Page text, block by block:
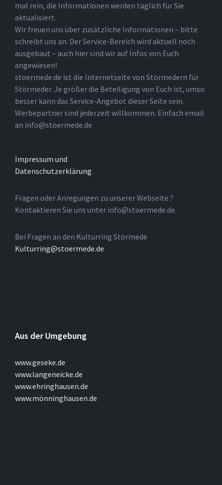
mal rein, die Informationen werden täglich für Sie
aktualisiert.
Wir freuen uns über zusätzliche Informationen – bitte
schreibt uns an. Der Service-Bereich wird aktuell noch
ausgebaut – auch hier sind wir auf Infos von Euch
angewiesen!
stoermede.de ist die Internetseite von Störmedern für
Störmeder. Je größer die Beteiligung von Euch ist, umso
besser kann das Service-Angebot dieser Seite sein.
Werbepartner sind jederzeit willkommen. Einfach email
an info@stoermede.de
Impressum und
Datenschutzerklärung
Fragen oder Anregungen zu unserer Webseite ?
Kontaktieren Sie uns unter info@stoermede.de.
Bei Fragen an den Kulturring Störmede
Kulturring@stoermede.de
Aus der Umgebung
www.geseke.de
www.langeneicke.de
www.ehringhausen.de
www.mönninghausen.de